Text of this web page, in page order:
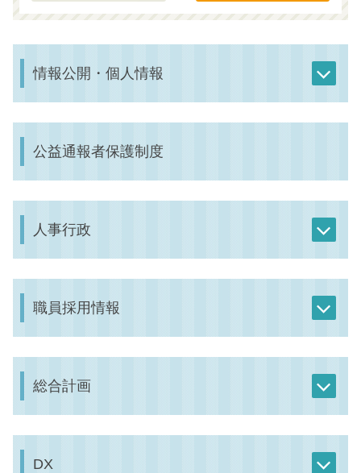
情報公開・個人情報
公益通報者保護制度
人事行政
職員採用情報
総合計画
DX